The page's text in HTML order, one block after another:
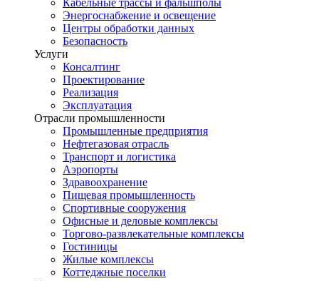
Энергоснабжение и освещение
Центры обработки данных
Безопасность
Услуги
Консалтинг
Проектирование
Реализация
Эксплуатация
Отрасли промышленности
Промышленные предприятия
Нефтегазовая отрасль
Транспорт и логистика
Аэропорты
Здравоохранение
Пищевая промышленность
Спортивные сооружения
Офисные и деловые комплексы
Торгово-развлекательные комплексы
Гостиницы
Жилые комплексы
Коттеджные поселки